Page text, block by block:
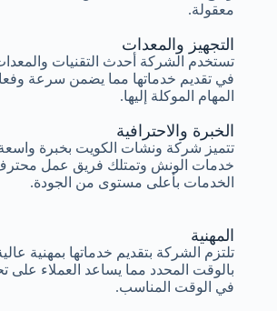
الخبرة والاحترافية
تتميز شركة ونشات الكويت بخبرة
خدمات الونش وتمتلك فريق عمل
الخدمات بأعلى مستوى من الجودة.
التجهيز والمعدات
تستخدم الشركة أحدث التقنيات
في تقديم خدماتها مما يضمن سرعة
المهام الموكلة إليها.
معقولة.
المهنية
تلتزم الشركة بتقديم خدماتها بمهنية
بالوقت المحدد مما يساعد العملاء على
في الوقت المناسب.